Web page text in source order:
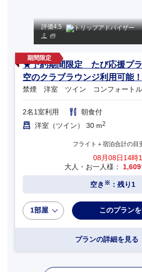
評価4.5
ミ
★予約期間限定 たび応援
空のクラブラウンジ利用可能！
禁煙 洋室 ツイン コンフォートル
2名1室利用
朝食付
洋室（ツイン） 30 m2
フライト＋宿泊合計の目
08月08日14時
大人・お一人様：
空き ※ ：残り1
1部屋
プランの詳細を見る